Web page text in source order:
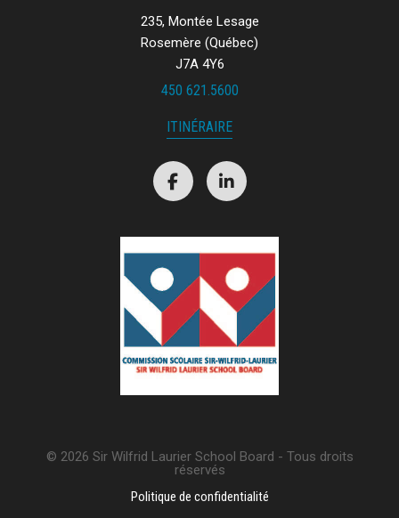
235, Montée Lesage
Rosemère (Québec)
J7A 4Y6
450 621.5600
ITINÉRAIRE
© 2026 Sir Wilfrid Laurier School Board - Tous droits
réservés
Politique de confidentialité